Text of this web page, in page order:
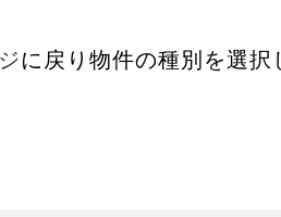
に戻り物件の種別を選択